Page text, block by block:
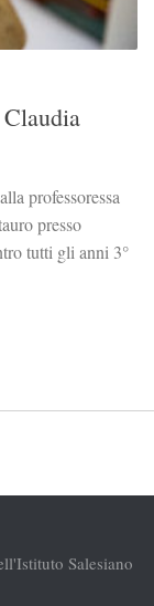
professoressa
presso
tutti gli anni 3°
Salesiano